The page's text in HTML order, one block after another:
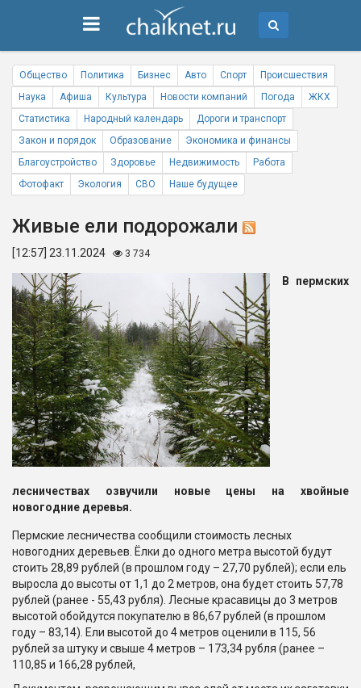
Общество Политика Бизнес Авто Спорт
Происшествия
Наука
Афиша Культура Новости компаний Погода
ЖКХ
Статистика
Народный календарь
Дороги и транспорт
Закон и порядок
Образование
Экономика и финансы
Благоустройство
Здоровье Недвижимость
Работа
Фотофакт
Экология СВО Наше будущее
Живые ели подорожали
[12:57] 23.11.2024 3 734
В пермских
лесничествах озвучили новые цены на хвойные
новогодние деревья.
Пермские лесничества сообщили стоимость лесных
новогодних деревьев. Ёлки до одного метра высотой будут
стоить 28,89 рублей (в прошлом году – 27,70 рублей); если ель
выросла до высоты от 1,1 до 2 метров, она будет стоить 57,78
рублей (ранее - 55,43 рубля). Лесные красавицы до 3 метров
высотой обойдутся покупателю в 86,67 рублей (в прошлом
году – 83,14). Ели высотой до 4 метров оценили в 115, 56
рублей за штуку и свыше 4 метров – 173,34 рубля (ранее –
110,85 и 166,28 рублей,